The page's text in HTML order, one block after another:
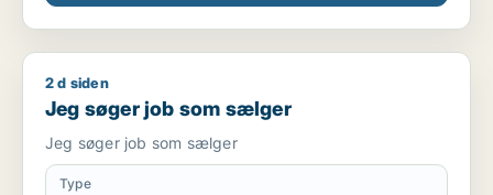
Jeg søger job som sælger
2 d siden
Jeg søger job som sælger
Jeg søger job som sælger
Type